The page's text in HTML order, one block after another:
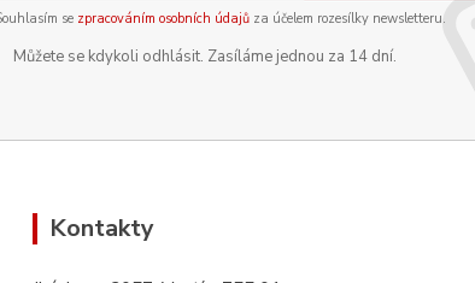
se zpracováním osobních údajůza účelem rozesílky newsletteru.
Můžete se kdykoli odhlásit. Zasíláme jednou za 14 dní.
Kontakty